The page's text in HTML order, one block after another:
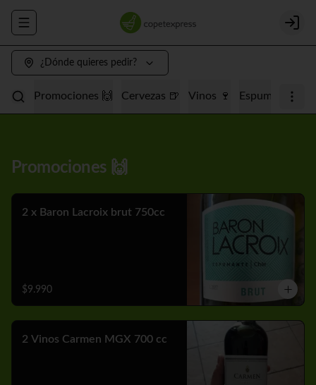
Abrir menu de navegación Login
¿Dónde quieres pedir?
Promociones 🙌 Cervezas 🍺 Vinos 🍷 Espumantes 🥂
Promociones 🙌
2 x Baron Lacroix brut 750cc
$9.990
2 Vinos Carmen MGX 700 cc